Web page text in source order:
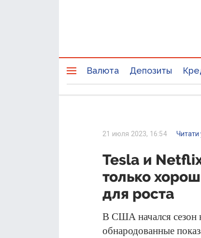
Валюта Депозиты
21 июля 2023, 16:54 Читати
Tesla и
только
для роста
В США начался сезон
обнародованные